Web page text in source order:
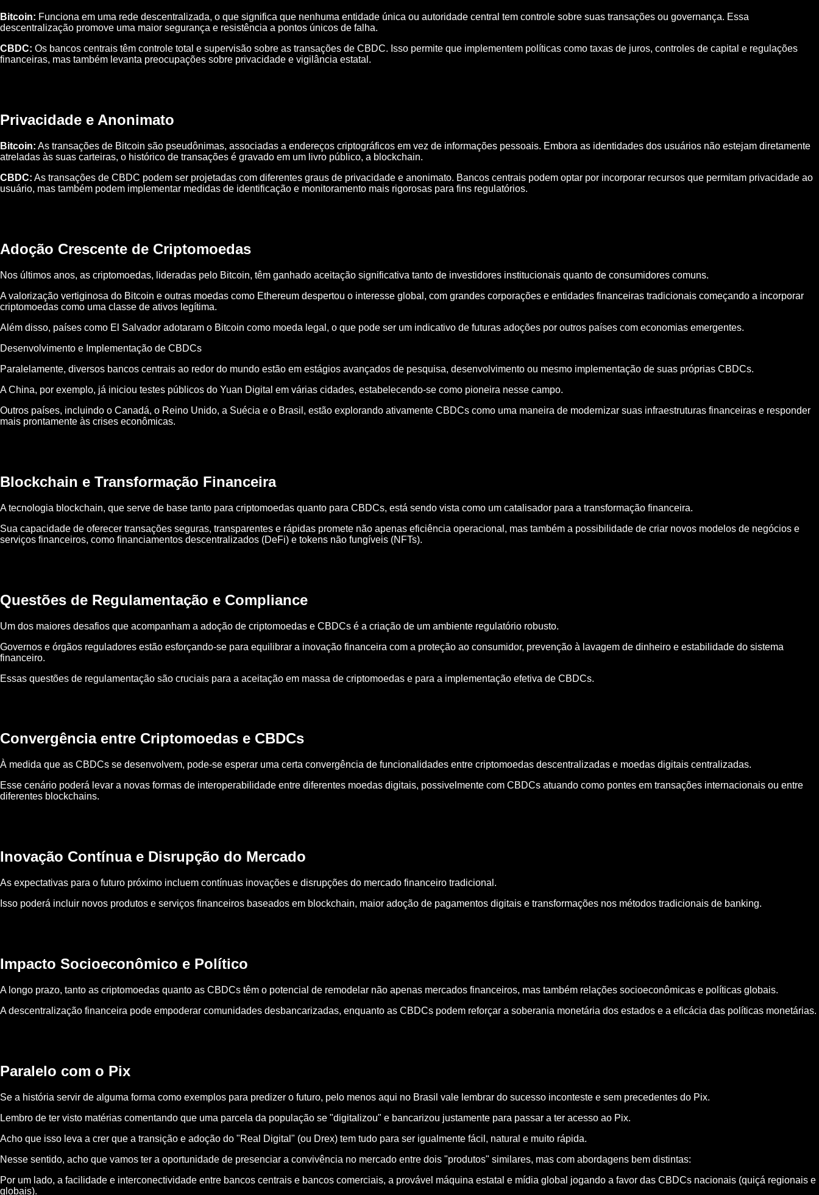
Bitcoin: Funciona em uma rede descentralizada, o que significa que nenhuma entidade única ou autoridade central tem controle sobre suas transações ou governança. Essa
descentralização promove uma maior segurança e resistência a pontos únicos de falha.
CBDC: Os bancos centrais têm controle total e supervisão sobre as transações de CBDC. Isso permite que implementem políticas como taxas de juros, controles de capital e regulações
financeiras, mas também levanta preocupações sobre privacidade e vigilância estatal.
Privacidade e Anonimato
Bitcoin: As transações de Bitcoin são pseudônimas, associadas a endereços criptográficos em vez de informações pessoais. Embora as identidades dos usuários não estejam diretamente
atreladas às suas carteiras, o histórico de transações é gravado em um livro público, a blockchain.
CBDC: As transações de CBDC podem ser projetadas com diferentes graus de privacidade e anonimato. Bancos centrais podem optar por incorporar recursos que permitam privacidade ao
usuário, mas também podem implementar medidas de identificação e monitoramento mais rigorosas para fins regulatórios.
Adoção Crescente de Criptomoedas
Nos últimos anos, as criptomoedas, lideradas pelo Bitcoin, têm ganhado aceitação significativa tanto de investidores institucionais quanto de consumidores comuns.
A valorização vertiginosa do Bitcoin e outras moedas como Ethereum despertou o interesse global, com grandes corporações e entidades financeiras tradicionais começando a incorporar
criptomoedas como uma classe de ativos legítima.
Além disso, países como El Salvador adotaram o Bitcoin como moeda legal, o que pode ser um indicativo de futuras adoções por outros países com economias emergentes.
Desenvolvimento e Implementação de CBDCs
Paralelamente, diversos bancos centrais ao redor do mundo estão em estágios avançados de pesquisa, desenvolvimento ou mesmo implementação de suas próprias CBDCs.
A China, por exemplo, já iniciou testes públicos do Yuan Digital em várias cidades, estabelecendo-se como pioneira nesse campo.
Outros países, incluindo o Canadá, o Reino Unido, a Suécia e o Brasil, estão explorando ativamente CBDCs como uma maneira de modernizar suas infraestruturas financeiras e responder
mais prontamente às crises econômicas.
Blockchain e Transformação Financeira
A tecnologia blockchain, que serve de base tanto para criptomoedas quanto para CBDCs, está sendo vista como um catalisador para a transformação financeira.
Sua capacidade de oferecer transações seguras, transparentes e rápidas promete não apenas eficiência operacional, mas também a possibilidade de criar novos modelos de negócios e
serviços financeiros, como financiamentos descentralizados (DeFi) e tokens não fungíveis (NFTs).
Questões de Regulamentação e Compliance
Um dos maiores desafios que acompanham a adoção de criptomoedas e CBDCs é a criação de um ambiente regulatório robusto.
Governos e órgãos reguladores estão esforçando-se para equilibrar a inovação financeira com a proteção ao consumidor, prevenção à lavagem de dinheiro e estabilidade do sistema
financeiro.
Essas questões de regulamentação são cruciais para a aceitação em massa de criptomoedas e para a implementação efetiva de CBDCs.
Convergência entre Criptomoedas e CBDCs
À medida que as CBDCs se desenvolvem, pode-se esperar uma certa convergência de funcionalidades entre criptomoedas descentralizadas e moedas digitais centralizadas.
Esse cenário poderá levar a novas formas de interoperabilidade entre diferentes moedas digitais, possivelmente com CBDCs atuando como pontes em transações internacionais ou entre
diferentes blockchains.
Inovação Contínua e Disrupção do Mercado
As expectativas para o futuro próximo incluem contínuas inovações e disrupções do mercado financeiro tradicional.
Isso poderá incluir novos produtos e serviços financeiros baseados em blockchain, maior adoção de pagamentos digitais e transformações nos métodos tradicionais de banking.
Impacto Socioeconômico e Político
A longo prazo, tanto as criptomoedas quanto as CBDCs têm o potencial de remodelar não apenas mercados financeiros, mas também relações socioeconômicas e políticas globais.
A descentralização financeira pode empoderar comunidades desbancarizadas, enquanto as CBDCs podem reforçar a soberania monetária dos estados e a eficácia das políticas monetárias.
Paralelo com o Pix
Se a história servir de alguma forma como exemplos para predizer o futuro, pelo menos aqui no Brasil vale lembrar do sucesso inconteste e sem precedentes do Pix.
Lembro de ter visto matérias comentando que uma parcela da população se "digitalizou" e bancarizou justamente para passar a ter acesso ao Pix.
Acho que isso leva a crer que a transição e adoção do "Real Digital" (ou Drex) tem tudo para ser igualmente fácil, natural e muito rápida.
Nesse sentido, acho que vamos ter a oportunidade de presenciar a convivência no mercado entre dois "produtos" similares, mas com abordagens bem distintas:
Por um lado, a facilidade e interconectividade entre bancos centrais e bancos comerciais, a provável máquina estatal e mídia global jogando a favor das CBDCs nacionais (quiçá regionais e
globais).